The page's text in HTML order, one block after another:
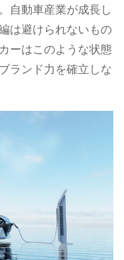
自動車産業が成長し
は避けられないもの
ーはこのような状態
ランド力を確立しな